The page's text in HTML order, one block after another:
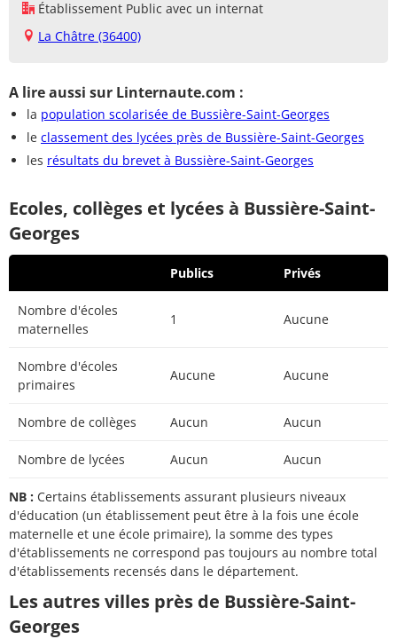
Établissement Public avec un internat
La Châtre (36400)
A lire aussi sur Linternaute.com :
la population scolarisée de Bussière-Saint-Georges
le classement des lycées près de Bussière-Saint-Georges
les résultats du brevet à Bussière-Saint-Georges
Ecoles, collèges et lycées à Bussière-Saint-
Georges
Publics Privés
Nombre d'écoles
maternelles
1 Aucune
Nombre d'écoles
primaires
Aucune Aucune
Nombre de collèges Aucun Aucun
Nombre de lycées Aucun Aucun
NB : Certains établissements assurant plusieurs niveaux
d'éducation (un établissement peut être à la fois une école
maternelle et une école primaire), la somme des types
d'établissements ne correspond pas toujours au nombre total
d'établissements recensés dans le département.
Les autres villes près de Bussière-Saint-
Georges